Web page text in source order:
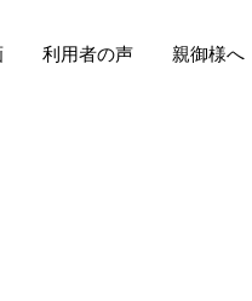
利用者の声 親御様へ